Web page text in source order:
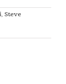
, Steve